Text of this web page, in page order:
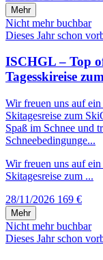
Mehr
Nicht mehr buchbar
Dieses Jahr schon
ISCHGL – Top
Tagesskireise
Wir freuen uns auf
Skitagesreise zum
Spaß im Schnee und
Schneebedingunge...
Wir freuen uns auf
Skitagesreise zum ...
28/11/2026 169 €
Mehr
Nicht mehr buchbar
Dieses Jahr schon